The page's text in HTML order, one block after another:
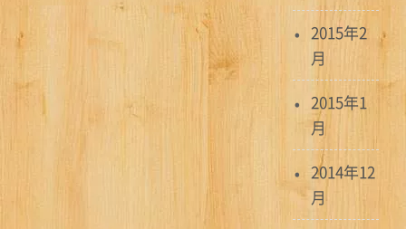
2015年2
月
2015年1
月
2014年12
月